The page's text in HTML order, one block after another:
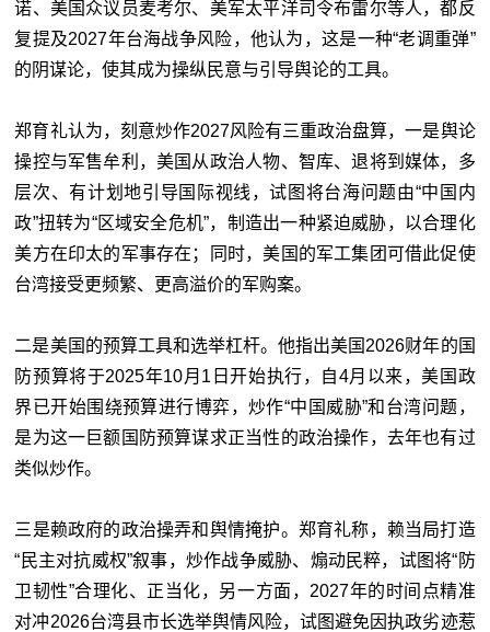
诺、美国众议员麦考尔、美军太平洋司令布雷尔等人，都反
复提及2027年台海战争风险，他认为，这是一种“老调重弹”
的阴谋论，使其成为操纵民意与引导舆论的工具。
郑育礼认为，刻意炒作2027风险有三重政治盘算，一是舆论
操控与军售牟利，美国从政治人物、智库、退将到媒体，多
层次、有计划地引导国际视线，试图将台海问题由“中国内
政”扭转为“区域安全危机”，制造出一种紧迫威胁，以合理化
美方在印太的军事存在；同时，美国的军工集团可借此促使
台湾接受更频繁、更高溢价的军购案。
二是美国的预算工具和选举杠杆。他指出美国2026财年的国
防预算将于2025年10月1日开始执行，自4月以来，美国政
界已开始围绕预算进行博弈，炒作“中国威胁”和台湾问题，
是为这一巨额国防预算谋求正当性的政治操作，去年也有过
类似炒作。
三是赖政府的政治操弄和舆情掩护。郑育礼称，赖当局打造
“民主对抗威权”叙事，炒作战争威胁、煽动民粹，试图将“防
卫韧性”合理化、正当化，另一方面，2027年的时间点精准
对冲2026台湾县市长选举舆情风险，试图避免因执政劣迹惹